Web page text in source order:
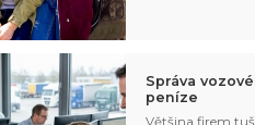
Správa
peníze